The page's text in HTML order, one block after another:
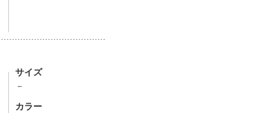
サイズ
－
カラー